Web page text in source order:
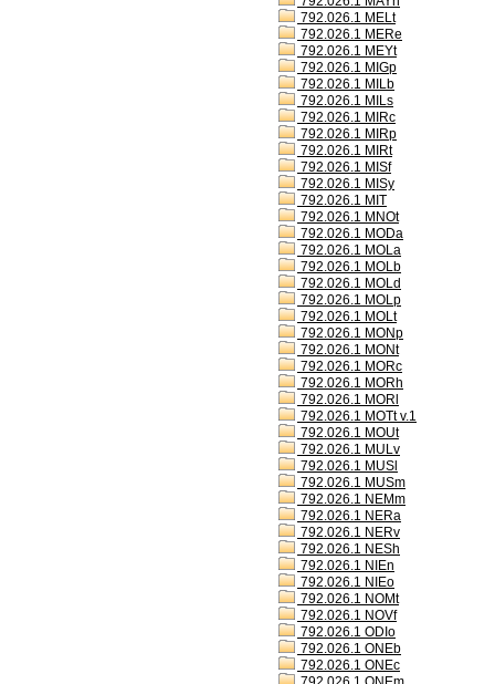
792.026.1 MELt
792.026.1 MERe
792.026.1 MEYt
792.026.1 MIGp
792.026.1 MILb
792.026.1 MILs
792.026.1 MIRc
792.026.1 MIRp
792.026.1 MIRt
792.026.1 MISf
792.026.1 MISy
792.026.1 MIT
792.026.1 MNOt
792.026.1 MODa
792.026.1 MOLa
792.026.1 MOLb
792.026.1 MOLd
792.026.1 MOLp
792.026.1 MOLt
792.026.1 MONp
792.026.1 MONt
792.026.1 MORc
792.026.1 MORh
792.026.1 MORl
792.026.1 MOTt v.1
792.026.1 MOUt
792.026.1 MULv
792.026.1 MUSl
792.026.1 MUSm
792.026.1 NEMm
792.026.1 NERa
792.026.1 NERv
792.026.1 NESh
792.026.1 NIEn
792.026.1 NIEo
792.026.1 NOMt
792.026.1 NOVf
792.026.1 ODIo
792.026.1 ONEb
792.026.1 ONEc